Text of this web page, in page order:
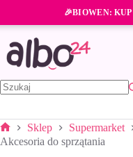
treści
🎉BIOWEN:
Strona
Sklep Supermarket
Akcesoria do sprzątania